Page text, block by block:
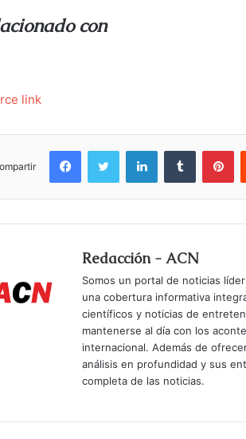
con
link
Redacción - ACN
Somos un portal de noticias
una cobertura informativa
científicos y noticias de
mantenerse al día con los
internacional. Además de
análisis en profundidad y sus
completa de las noticias.